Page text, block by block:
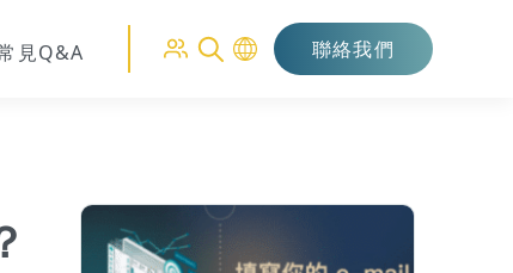
見Q&A 聯絡我們